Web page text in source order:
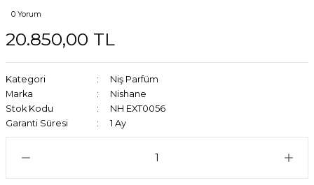
0 Yorum
20.850,00 TL
Kategori
Niş Parfüm
Marka
Nishane
Stok Kodu
NH EXT0056
Garanti Süresi
1 Ay